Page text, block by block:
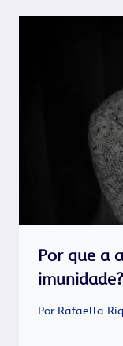
Por que a
imunidade?
Por Rafaella